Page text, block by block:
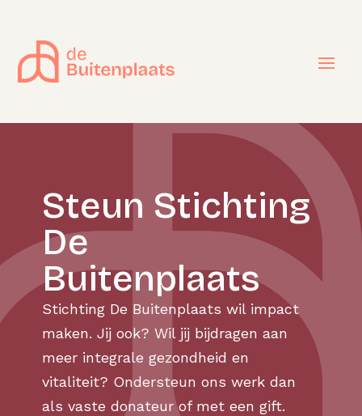
Steun Stichting
De
Buitenplaats
Stichting De Buitenplaats wil impact
maken. Jij ook? Wil jij bijdragen aan
meer integrale gezondheid en
vitaliteit? Ondersteun ons werk dan
als vaste donateur of met een gift.